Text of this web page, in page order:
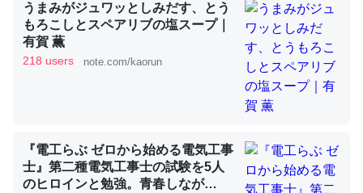
くらい。小説でいう「ずっと前の伏線」は回収されないけ
ど、短期記憶というには多い分量。進化すればするほど分
かりやすく強くなりそう
─GPTの仕組みと限界についての考察（１） - conceptualization
昆虫ってカルシウム少ないのか。知らんかった。調べたら
うまみがジュワッとしみだす、とう
もろこしとスペアリブの塩スープ｜
有賀 薫
218 users note.com/kaorun
『電工らぶ ゼロから始める電気工事
士』第二種電気工事士の試験を5人
のヒロインと勉強。青春しなが